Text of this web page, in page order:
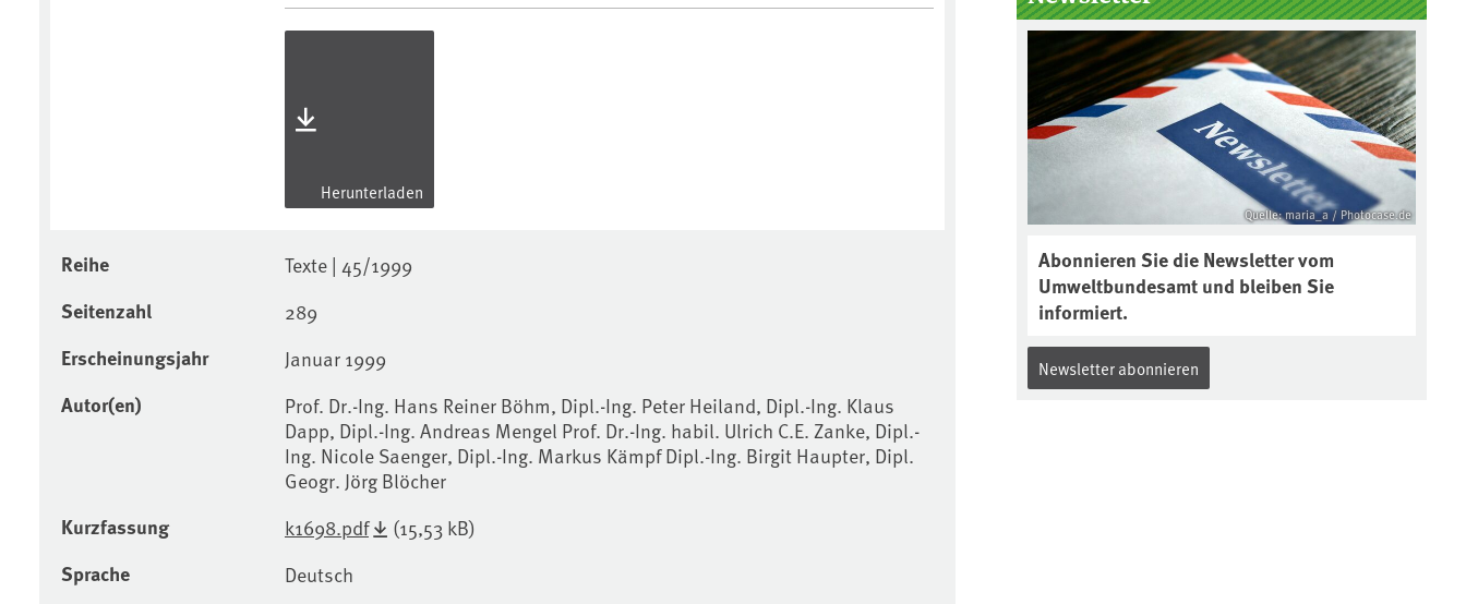
Herunterladen
Reihe Texte | 45/1999
Seitenzahl 289
Erscheinungsjahr Januar 1999
Autor(en)
Prof. Dr.-Ing. Hans Reiner Böhm, Dipl.-Ing. Peter Heiland, Dipl.-Ing. Klaus
Dapp, Dipl.-Ing. Andreas Mengel Prof. Dr.-Ing. habil. Ulrich C.E. Zanke, Dipl.-
Ing. Nicole Saenger, Dipl.-Ing. Markus Kämpf Dipl.-Ing. Birgit Haupter, Dipl.
Geogr. Jörg Blöcher
Kurzfassung k1698.pdf (15,53 kB)
Sprache Deutsch
Boden des Jahres ausgewählt und
was passiert eigentlich während
eines solchen Bodenjahres? Infos
dazu gibt es im aktuellen Podcast
„Soilcast“. Jetzt reinhören:
https://soilcast.de/interview/sc20
2-interview-die-kuer-der-krume/
Quelle: maria_a / Photocase.de
Abonnieren Sie die Newsletter vom
Umweltbundesamt und bleiben Sie
informiert.
Newsletter abonnieren